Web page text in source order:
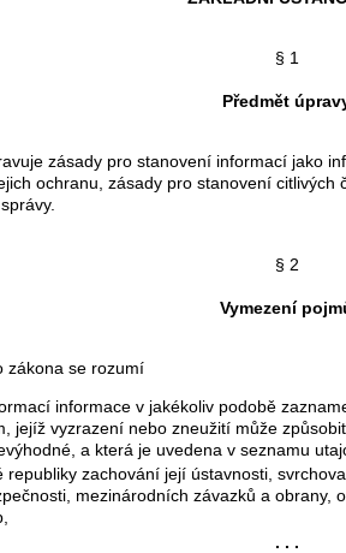
§ 1
Předmět
zásady pro stanovení informací jako
ochranu, zásady pro stanovení
§ 2
Vymezení
se rozumí
informace v jakékoliv podobě
jejíž vyzrazení nebo zneužití může
a která je uvedena v seznamu
zachování její ústavnosti,
mezinárodních závazků a obrany,
. . .
+náhrady